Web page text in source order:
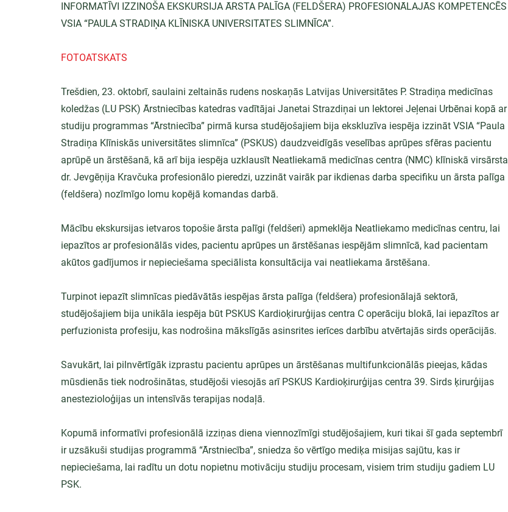
INFORMATĪVI IZZINOŠA EKSKURSIJA ĀRSTA PALĪGA (FELDŠERA) PROFESIONĀLAJĀS KOMPETENCĒS
VSIA “PAULA STRADIŅA KLĪNISKĀ UNIVERSITĀTES SLIMNĪCA”.
FOTOATSKATS
Trešdien, 23. oktobrī, saulaini zeltainās rudens noskaņās Latvijas Universitātes P. Stradiņa medicīnas
koledžas (LU PSK) Ārstniecības katedras vadītājai Janetai Strazdiņai un lektorei Jeļenai Urbēnai kopā ar
studiju programmas “Ārstniecība” pirmā kursa studējošajiem bija ekskluzīva iespēja izzināt VSIA “Paula
Stradiņa Klīniskās universitātes slimnīca” (PSKUS) daudzveidīgās veselības aprūpes sfēras pacientu
aprūpē un ārstēšanā, kā arī bija iespēja uzklausīt Neatliekamā medicīnas centra (NMC) klīniskā virsārsta
dr. Jevgēņija Kravčuka profesionālo pieredzi, uzzināt vairāk par ikdienas darba specifiku un ārsta palīga
(feldšera) nozīmīgo lomu kopējā komandas darbā.
Mācību ekskursijas ietvaros topošie ārsta palīgi (feldšeri) apmeklēja Neatliekamo medicīnas centru, lai
iepazītos ar profesionālās vides, pacientu aprūpes un ārstēšanas iespējām slimnīcā, kad pacientam
akūtos gadījumos ir nepieciešama speciālista konsultācija vai neatliekama ārstēšana.
Turpinot iepazīt slimnīcas piedāvātās iespējas ārsta palīga (feldšera) profesionālajā sektorā,
studējošajiem bija unikāla iespēja būt PSKUS Kardioķirurģijas centra C operāciju blokā, lai iepazītos ar
perfuzionista profesiju, kas nodrošina mākslīgās asinsrites ierīces darbību atvērtajās sirds operācijās.
Savukārt, lai pilnvērtīgāk izprastu pacientu aprūpes un ārstēšanas multifunkcionālās pieejas, kādas
mūsdienās tiek nodrošinātas, studējoši viesojās arī PSKUS Kardioķirurģijas centra 39. Sirds ķirurģijas
anestezioloģijas un intensīvās terapijas nodaļā.
Kopumā informatīvi profesionālā izziņas diena viennozīmīgi studējošajiem, kuri tikai šī gada septembrī
ir uzsākuši studijas programmā “Ārstniecība”, sniedza šo vērtīgo mediķa misijas sajūtu, kas ir
nepieciešama, lai radītu un dotu nopietnu motivāciju studiju procesam, visiem trim studiju gadiem LU
PSK.